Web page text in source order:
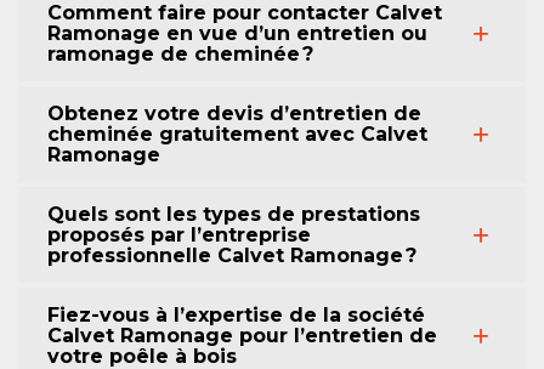
Comment faire pour contacter Calvet
Ramonage en vue d’un entretien ou
ramonage de cheminée ?
Obtenez votre devis d’entretien de
cheminée gratuitement avec Calvet
Ramonage
Quels sont les types de prestations
proposés par l’entreprise
professionnelle Calvet Ramonage ?
Fiez-vous à l’expertise de la société
Calvet Ramonage pour l’entretien de
votre poêle à bois